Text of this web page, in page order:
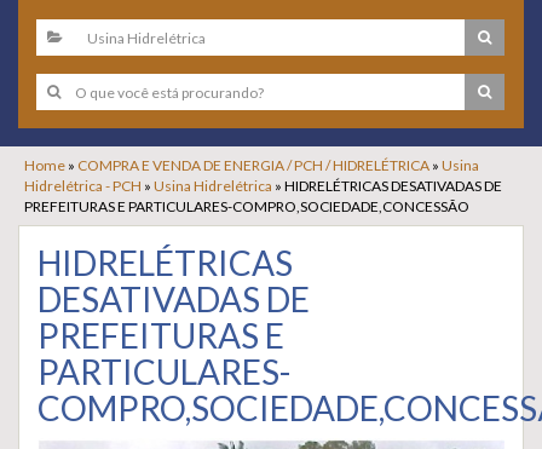
Home » COMPRA E VENDA DE ENERGIA / PCH / HIDRELÉTRICA » Usina
Hidrelétrica - PCH » Usina Hidrelétrica » HIDRELÉTRICAS DESATIVADAS DE
PREFEITURAS E PARTICULARES-COMPRO,SOCIEDADE,CONCESSÃO
HIDRELÉTRICAS
DESATIVADAS DE
PREFEITURAS E
PARTICULARES-